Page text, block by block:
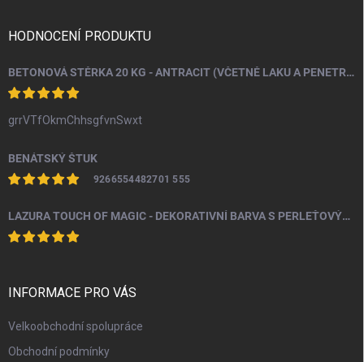
HODNOCENÍ PRODUKTU
BETONOVÁ STĚRKA 20 KG - ANTRACIT (VČETNĚ LAKU A PENETRACE)
grrVTfOkmChhsgfvnSwxt
BENÁTSKÝ ŠTUK
9266554482701 555
LAZURA TOUCH OF MAGIC - DEKORATIVNÍ BARVA S PERLEŤOVÝM EFEKTEM 100 ML
INFORMACE PRO VÁS
Velkoobchodní spolupráce
Obchodní podmínky